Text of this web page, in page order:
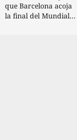
que Barcelona acoja
la final del Mundial...